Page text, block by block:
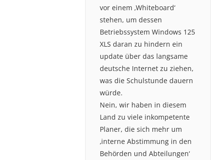
vor einem ‚Whiteboard‘
stehen, um dessen
Betriebssystem Windows 125
XLS daran zu hindern ein
update über das langsame
deutsche Internet zu ziehen,
was die Schulstunde dauern
würde.
Nein, wir haben in diesem
Land zu viele inkompetente
Planer, die sich mehr um
‚interne Abstimmung in den
Behörden und Abteilungen‘